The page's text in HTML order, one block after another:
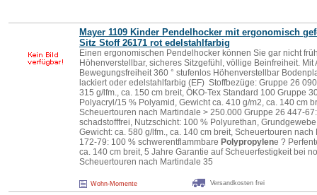
Mayer 1109 Kinder Pendelhocker mit ergonomisch
Sitz Stoff 26171 rot edelstahlfarbig
Einen ergonomischen Pendelhocker können Sie gar nicht
Höhenverstellbar, sicheres Sitzgefühl, völlige Beinfreiheit.
Bewegungsfreiheit 360 ° stufenlos Höhenverstellbar
lackiert oder edelstahlfarbig (EF) Stoffbezüge: Gruppe 26
315 g/lfm., ca. 150 cm breit, ÖKO-Tex Standard 100 Gruppe
Polyacryl/15 % Polyamid, Gewicht ca. 410 g/m2, ca. 140 cm
Scheuertouren nach Martindale > 250.000 Gruppe 26 447-
schadstofffrei, Nutzschicht: 100 % Polyurethan,
Gewicht: ca. 580 g/lfm., ca. 140 cm breit, Scheuertouren
172-79: 100 % schwerentflammbare Polypropylene ?
ca. 140 cm breit, 5 Jahre Garantie auf Scheuerfestigkeit bei
Scheuertouren nach Martindale 35
Wohn-Momente Versandkosten frei